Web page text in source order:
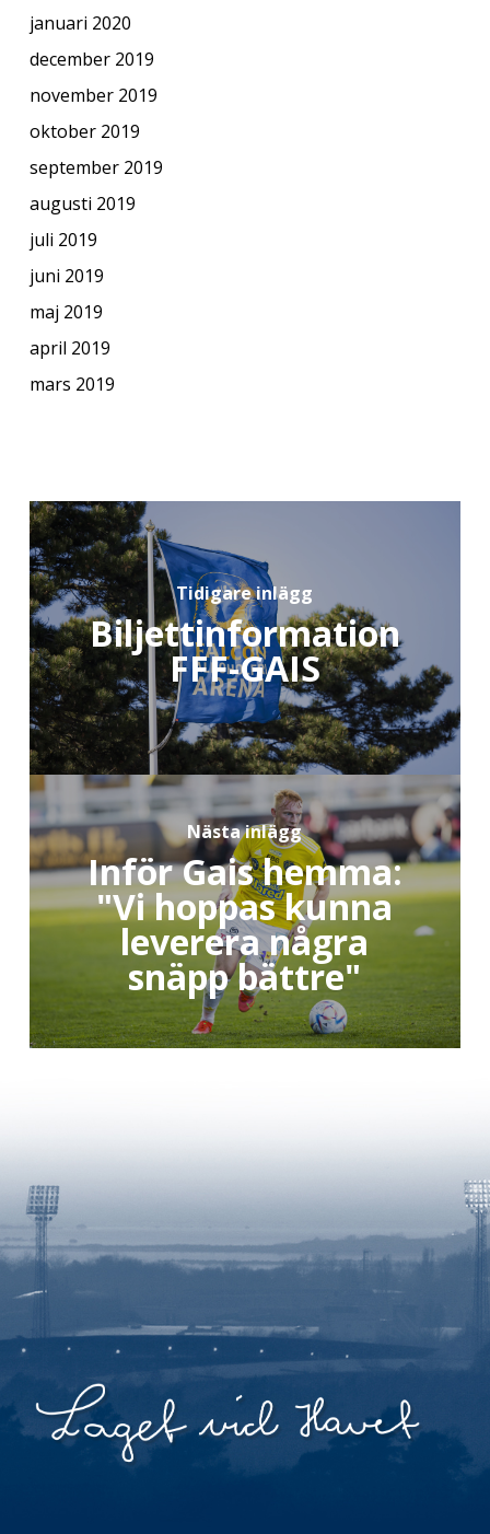
januari 2020
december 2019
november 2019
oktober 2019
september 2019
augusti 2019
juli 2019
juni 2019
maj 2019
april 2019
mars 2019
Tidigare inlägg
Biljettinformation
FFF-GAIS
Nästa inlägg
Inför Gais hemma:
"Vi hoppas kunna
leverera några
snäpp bättre"